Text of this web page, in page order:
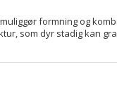
muliggør formning og
som dyr stadig kan